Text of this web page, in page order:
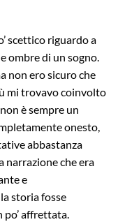
scettico riguardo a
ombre di un sogno.
non ero sicuro che
mi trovavo coinvolto
è sempre un
onesto,
abbastanza
narrazione che era
e
storia fosse
po’ affrettata.